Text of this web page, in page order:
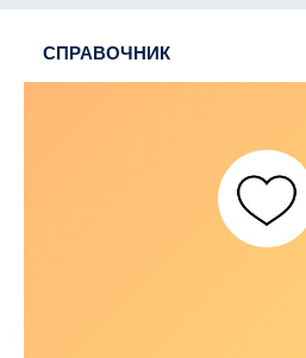
СПРАВОЧНИК